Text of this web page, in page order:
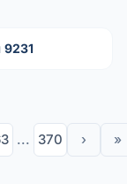
9231
... 370 › »